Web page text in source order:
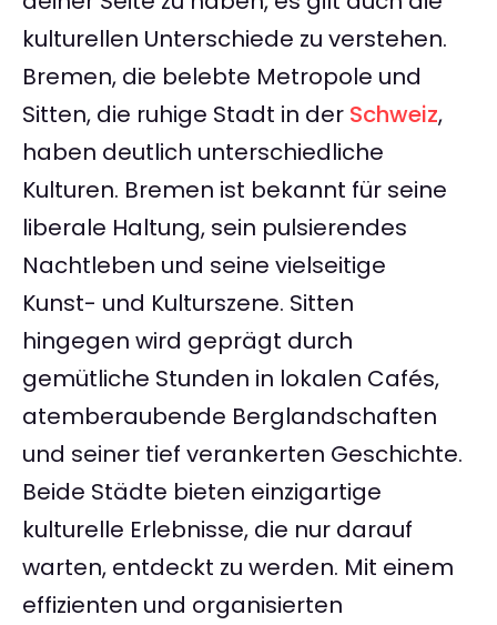
kulturellen Unterschiede zu verstehen.
Bremen, die belebte Metropole und
Sitten, die ruhige Stadt in der Schweiz,
haben deutlich unterschiedliche
Kulturen. Bremen ist bekannt für seine
liberale Haltung, sein pulsierendes
Nachtleben und seine vielseitige
Kunst- und Kulturszene. Sitten
hingegen wird geprägt durch
gemütliche Stunden in lokalen Cafés,
atemberaubende Berglandschaften
und seiner tief verankerten Geschichte.
Beide Städte bieten einzigartige
kulturelle Erlebnisse, die nur darauf
warten, entdeckt zu werden. Mit einem
effizienten und organisierten